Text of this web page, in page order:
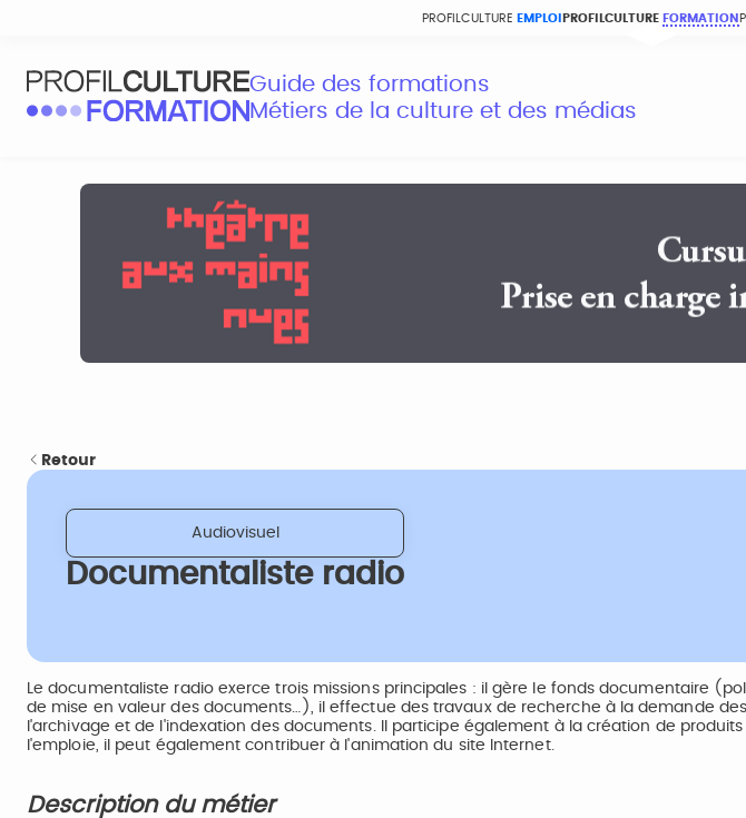
PROFILCULTURE EMPLOI PROFILCULTURE FORMATION
Guide des formations
Métiers de la culture et des médias
Retour
Audiovisuel
Documentaliste radio
Le documentaliste radio exerce trois missions principales : il gère le fonds documentaire
de mise en valeur des documents…), il effectue des travaux de recherche à la demande
l'archivage et de l'indexation des documents. Il participe également à la création de
l'emploie, il peut également contribuer à l'animation du site Internet.
Description du métier